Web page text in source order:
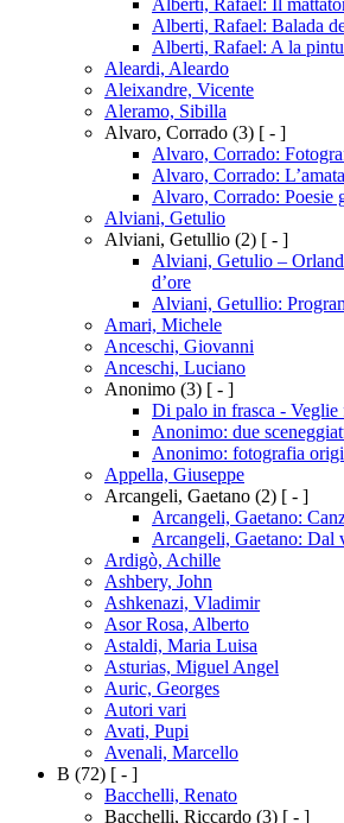
Alberti, Rafael: Balada
Alberti, Rafael: A la
Aleardi, Aleardo
Aleixandre, Vicente
Aleramo, Sibilla
Alvaro, Corrado (3) [ - ]
Alvaro, Corrado:
Alvaro, Corrado:
Alvaro, Corrado: Poesie
Alviani, Getulio
Alviani, Getullio (2) [ - ]
Alviani, Getulio –
d’ore
Alviani, Getullio:
Amari, Michele
Anceschi, Giovanni
Anceschi, Luciano
Anonimo (3) [ - ]
Di palo in frasca - Veglie
Anonimo: due
Anonimo: fotografia
Appella, Giuseppe
Arcangeli, Gaetano (2) [ - ]
Arcangeli, Gaetano:
Arcangeli, Gaetano: Dal
Ardigò, Achille
Ashbery, John
Ashkenazi, Vladimir
Asor Rosa, Alberto
Astaldi, Maria Luisa
Asturias, Miguel Angel
Auric, Georges
Autori vari
Avati, Pupi
Avenali, Marcello
B (72) [ - ]
Bacchelli, Renato
Bacchelli, Riccardo (3) [ - ]